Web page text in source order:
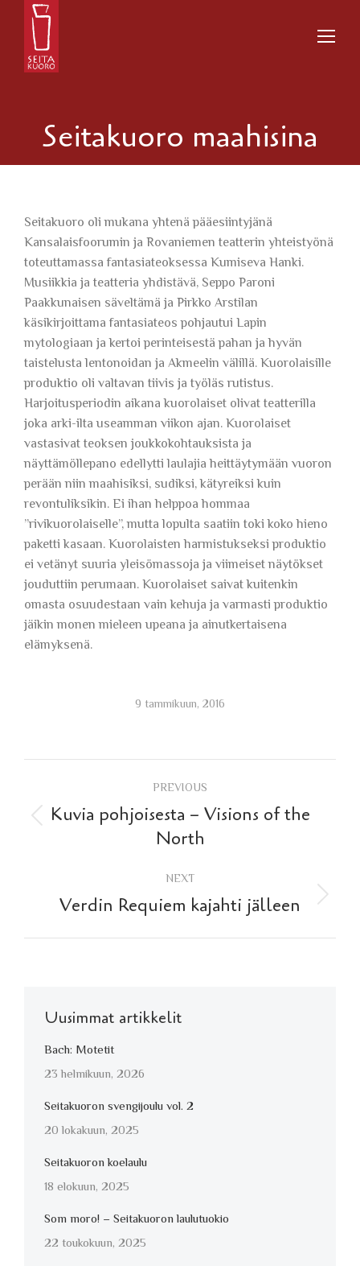
Seitakuoro maahisina
Seitakuoro oli mukana yhtenä pääesiintyjänä
Kansalaisfoorumin ja Rovaniemen teatterin yhteistyönä
toteuttamassa fantasiateoksessa Kumiseva Hanki.
Musiikkia ja teatteria yhdistävä, Seppo Paroni
Paakkunaisen säveltämä ja Pirkko Arstilan
käsikirjoittama fantasiateos pohjautui Lapin
mytologiaan ja kertoi perinteisestä pahan ja hyvän
taistelusta lentonoidan ja Akmeelin välillä. Kuorolaisille
produktio oli valtavan tiivis ja työläs rutistus.
Harjoitusperiodin aikana kuorolaiset olivat teatterilla
joka arki-ilta useamman viikon ajan. Kuorolaiset
vastasivat teoksen joukkokohtauksista ja
näyttämöllepano edellytti laulajia heittäytymään vuoron
perään niin maahisiksi, sudiksi, kätyreiksi kuin
revontuliksikin. Ei ihan helppoa hommaa
”rivikuorolaiselle”, mutta lopulta saatiin toki koko hieno
paketti kasaan. Kuorolaisten harmistukseksi produktio
ei vetänyt suuria yleisömassoja ja viimeiset näytökset
jouduttiin perumaan. Kuorolaiset saivat kuitenkin
omasta osuudestaan vain kehuja ja varmasti produktio
jäikin monen mieleen upeana ja ainutkertaisena
elämyksenä.
9 tammikuun, 2016
navigation
PREVIOUS
Previous
post:
Kuvia pohjoisesta – Visions of the
North
NEXT
Next
Verdin Requiem kajahti jälleen
Uusimmat artikkelit
Bach: Motetit
23 helmikuun, 2026
Seitakuoron svengijoulu vol. 2
20 lokakuun, 2025
Seitakuoron koelaulu
18 elokuun, 2025
Som moro! – Seitakuoron laulutuokio
22 toukokuun, 2025